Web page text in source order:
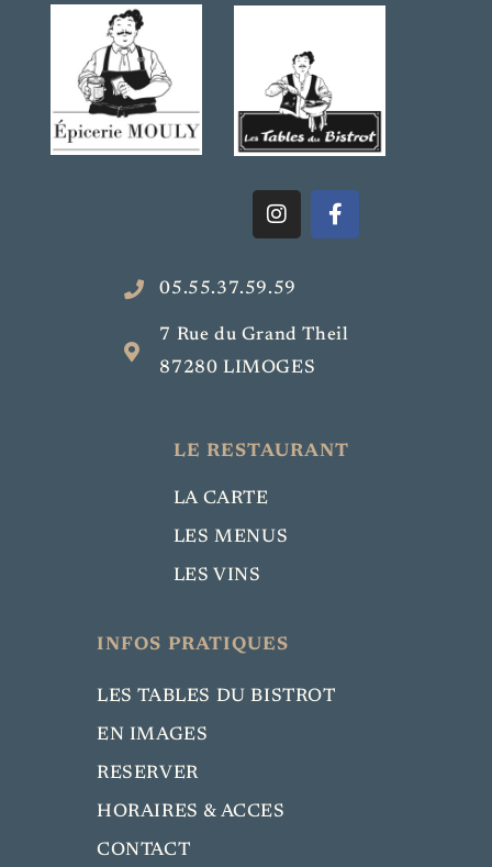
05.55.37.59.59
7 Rue du Grand Theil
87280 LIMOGES
LE RESTAURANT
LA CARTE
LES MENUS
LES VINS
INFOS PRATIQUES
LES TABLES DU BISTROT
EN IMAGES
RESERVER
HORAIRES & ACCES
CONTACT